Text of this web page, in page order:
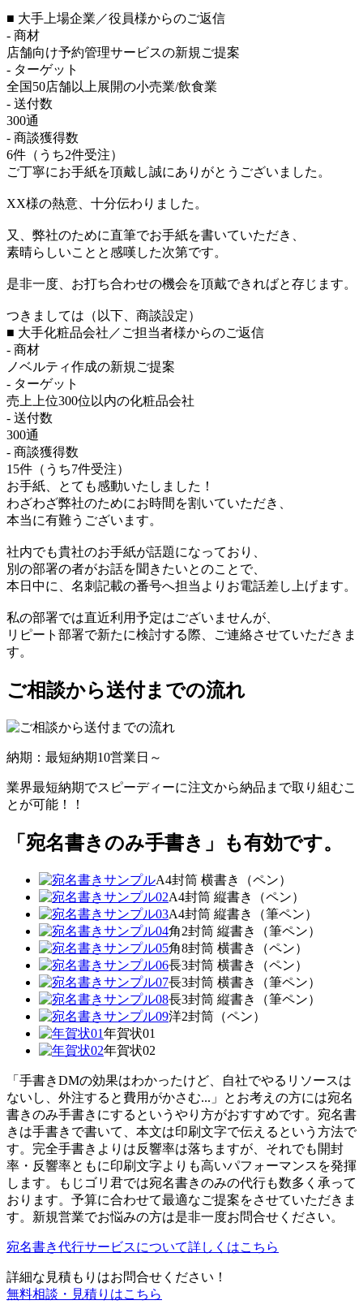
■ 大手上場企業／役員様からのご返信
- 商材
店舗向け予約管理サービスの新規ご提案
- ターゲット
全国50店舗以上展開の小売業/飲食業
- 送付数
300通
- 商談獲得数
6件（うち2件受注）
ご丁寧にお手紙を頂戴し誠にありがとうございました。
XX様の熱意、十分伝わりました。
又、弊社のために直筆でお手紙を書いていただき、
素晴らしいことと感嘆した次第です。
是非一度、お打ち合わせの機会を頂戴できればと存じます。
つきましては（以下、商談設定）
■ 大手化粧品会社／ご担当者様からのご返信
- 商材
ノベルティ作成の新規ご提案
- ターゲット
売上上位300位以内の化粧品会社
- 送付数
300通
- 商談獲得数
15件（うち7件受注）
お手紙、とても感動いたしました！
わざわざ弊社のためにお時間を割いていただき、
本当に有難うございます。
社内でも貴社のお手紙が話題になっており、
別の部署の者がお話を聞きたいとのことで、
本日中に、名刺記載の番号へ担当よりお電話差し上げます。
私の部署では直近利用予定はございませんが、
リピート部署で新たに検討する際、ご連絡させていただきま
す。
ご相談から送付までの流れ
納期：最短納期10営業日～
業界最短納期でスピーディーに注文から納品まで取り組むこ
とが可能！！
「宛名書きのみ手書き」も有効です。
A4封筒 横書き（ペン）
A4封筒 縦書き（ペン）
A4封筒 縦書き（筆ペン）
角2封筒 縦書き（筆ペン）
角8封筒 横書き（ペン）
長3封筒 横書き（ペン）
長3封筒 横書き（筆ペン）
長3封筒 縦書き（筆ペン）
洋2封筒（ペン）
年賀状01
年賀状02
「手書きDMの効果はわかったけど、自社でやるリソースは
ないし、外注すると費用がかさむ...」とお考えの方には宛名
書きのみ手書きにするというやり方がおすすめです。宛名書
きは手書きで書いて、本文は印刷文字で伝えるという方法で
す。完全手書きよりは反響率は落ちますが、それでも開封
率・反響率ともに印刷文字よりも高いパフォーマンスを発揮
します。もじゴリ君では宛名書きのみの代行も数多く承って
おります。予算に合わせて最適なご提案をさせていただきま
す。新規営業でお悩みの方は是非一度お問合せください。
宛名書き代行サービスについて詳しくはこちら
詳細な見積もりはお問合せください！
無料相談・見積りはこちら